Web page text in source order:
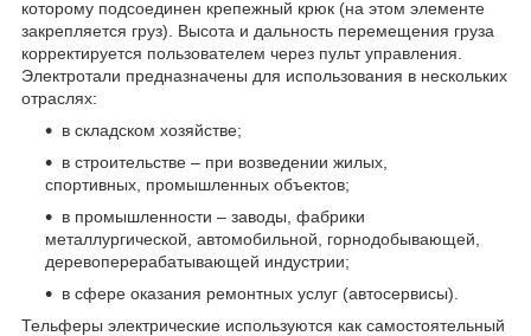
которому подсоединен крепежный крюк (на этом элементе
закрепляется груз). Высота и дальность перемещения груза
корректируется пользователем через пульт управления.
Электротали предназначены для использования в нескольких
отраслях:
в складском хозяйстве;
в строительстве – при возведении жилых,
спортивных, промышленных объектов;
в промышленности – заводы, фабрики
металлургической, автомобильной, горнодобывающей,
деревоперерабатывающей индустрии;
в сфере оказания ремонтных услуг (автосервисы).
Тельферы электрические используются как самостоятельный